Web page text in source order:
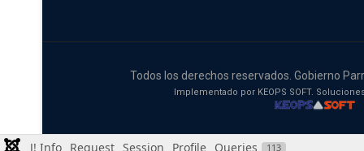
Todos los derechos reservados. Gobierno
Implementado por KEOPS SOFT.
J! Info Request Session Profile Queries 113